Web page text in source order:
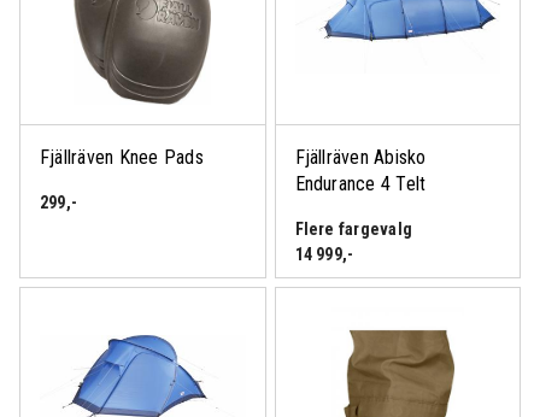
Fjällräven Knee Pads
299,-
Fjällräven Abisko
Endurance 4 Telt
Flere fargevalg
14 999,-